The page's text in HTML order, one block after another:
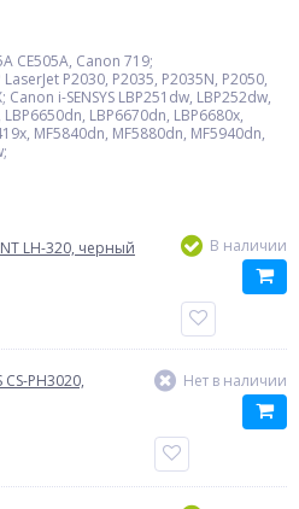
CE505A, Canon 719;
P2030, P2035, P2035N, P2050,
i-SENSYS LBP251dw, LBP252dw,
LBP6670dn, LBP6680x,
MF5840dn, MF5880dn, MF5940dn,
LH-320, черный В наличии
PH3020,
Нет в наличии